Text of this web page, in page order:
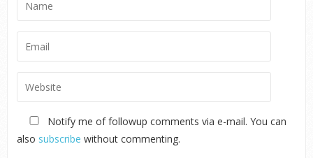
Notify me of followup comments via e-mail. You can
also subscribe without commenting.